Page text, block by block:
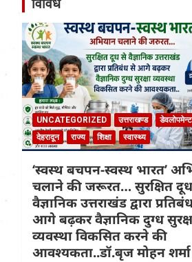
विविध
UNCATEGORIZED उत्तराखण्ड
डेवलोपमेन्ट
देहरादून
राज्य शिक्षा स्वास्थ्य
‘स्वस्थ बचपन-स्वस्थ भारत’
चलाने की जरूरत… सुरक्षित
वैज्ञानिक उत्तराखंड द्वारा
आगे बढ़कर वैज्ञानिक दुग्ध
व्यवस्था विकसित करने की
आवश्यकता..डॉ.बृज मोहन शर्मा